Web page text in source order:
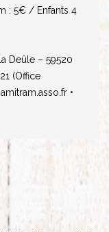
: 5€ / Enfants 4
Deûle – 59520
(Office
•